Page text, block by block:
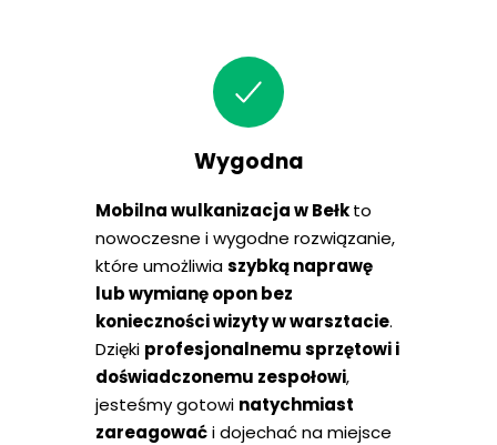
Mobilna wulkanizacja w Bełkto
nowoczesne i wygodne rozwiązanie,
które umożliwiaszybką naprawę
lub wymianę opon bez
konieczności wizyty w warsztacie.
Dzięki profesjonalnemu sprzętowi i
doświadczonemu zespołowi,
jesteśmy gotowi natychmiast
zareagowaći dojechać na miejsce
Wygodna